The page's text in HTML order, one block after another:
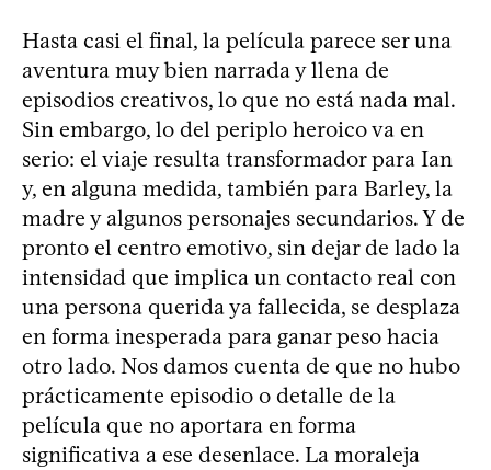
Hasta casi el final, la película parece ser una
aventura muy bien narrada y llena de
episodios creativos, lo que no está nada mal.
Sin embargo, lo del periplo heroico va en
serio: el viaje resulta transformador para Ian
y, en alguna medida, también para Barley, la
madre y algunos personajes secundarios. Y de
pronto el centro emotivo, sin dejar de lado la
intensidad que implica un contacto real con
una persona querida ya fallecida, se desplaza
en forma inesperada para ganar peso hacia
otro lado. Nos damos cuenta de que no hubo
prácticamente episodio o detalle de la
película que no aportara en forma
significativa a ese desenlace. La moraleja